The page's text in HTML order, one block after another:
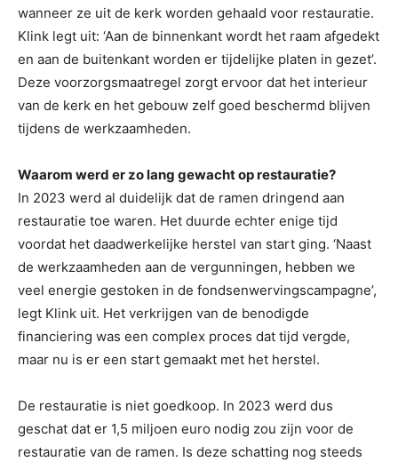
wanneer ze uit de kerk worden gehaald voor restauratie.
Klink legt uit: ‘Aan de binnenkant wordt het raam afgedekt
en aan de buitenkant worden er tijdelijke platen in gezet’.
Deze voorzorgsmaatregel zorgt ervoor dat het interieur
van de kerk en het gebouw zelf goed beschermd blijven
tijdens de werkzaamheden.
Waarom werd er zo lang gewacht op restauratie?
In 2023 werd al duidelijk dat de ramen dringend aan
restauratie toe waren. Het duurde echter enige tijd
voordat het daadwerkelijke herstel van start ging. ‘Naast
de werkzaamheden aan de vergunningen, hebben we
veel energie gestoken in de fondsenwervingscampagne’,
legt Klink uit. Het verkrijgen van de benodigde
financiering was een complex proces dat tijd vergde,
maar nu is er een start gemaakt met het herstel.
De restauratie is niet goedkoop. In 2023 werd dus
geschat dat er 1,5 miljoen euro nodig zou zijn voor de
restauratie van de ramen. Is deze schatting nog steeds